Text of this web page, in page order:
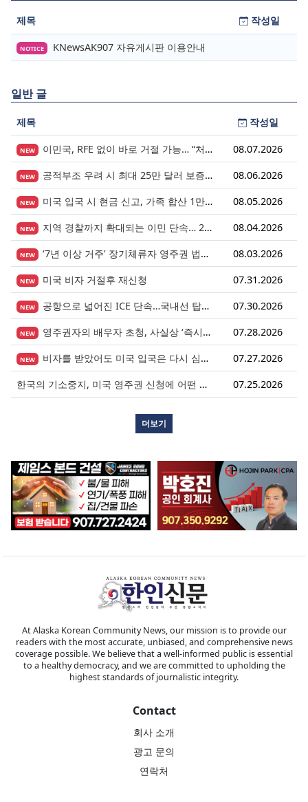
제목 작성일
NOTICE KNewsAK907 자유게시판 이용안내
일반 글
제목 작성일
NEW 이민국, RFE 없이 바로 거절 가능… “처음 제출이 마지막 기회” 시대가 시작됩니다. 08.07.2026
NEW 공적부조 우려 시 최대 25만 달러 보증금? 영주권 심사의 새로운 변수 08.06.2026
NEW 미국 입국 시 현금 신고, 가족 합산 1만 달러가 기준입니다. 08.05.2026
NEW 지역 경찰까지 확대되는 이민 단속… 287(g) 프로그램의 대대적 확장 08.04.2026
NEW ‘7년 이상 거주’ 장기체류자 영주권 법안 재추진… 현실화될 수 있을까? 08.03.2026
NEW 미국 비자 거절후 재신청 07.31.2026
NEW 공항으로 넓어진 ICE 단속…국내선 탑승도 더 이상 안전지대 아니다. 07.30.2026
NEW 영주권자의 배우자 초청, 사실상 ‘즉시 진행’ 시대 열렸다. 07.28.2026
NEW 비자를 받았어도 미국 입국은 다시 심사받습니다.
07.27.2026
한국의 기소중지, 미국 영주권 신청에 어떤 영향을 미칠까?
07.25.2026
더보기
At Alaska Korean Community News, our mission is to provide our
readers with the most accurate, unbiased, and comprehensive news
coverage possible. We believe that a well-informed public is essential
to a healthy democracy, and we are committed to upholding the
highest standards of journalistic integrity.
Contact
회사 소개
광고 문의
연락처